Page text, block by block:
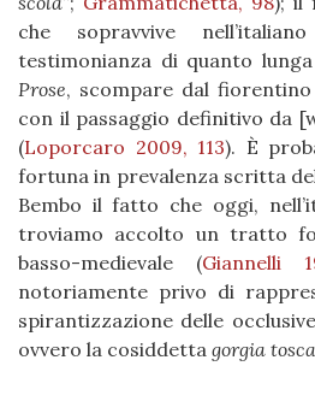
che sopravvive
testimonianza di quanto
Prose, scompare dal
con il passaggio definitivo da
(Loporcaro 2009, 113). È
fortuna in prevalenza scritta
Bembo il fatto che oggi,
troviamo accolto un tratto
basso-medievale (Giannelli
notoriamente privo di
spirantizzazione delle
ovvero la cosiddetta gorgia